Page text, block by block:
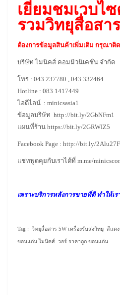
เยี่ยมชมเวบไ
รวมวิทยุสื่อสา
ต้องการข้อมูลสินค้าเพิ่มเติม กรุณาติ
บริษัท ไมนิคส์ คอมมิวนิเคชั่น จำกัด
โทร : 043 237780 , 043 332464
Hotline : 083 1417449
ไอดีไลน์ : minicsasia1
ข้อมูลบริษัท http://bit.ly/2GbNFm1
แผนที่ร้าน https://bit.ly/2GRWIZ5
Facebook Page : http://bit.ly/2Alu27F
แชทพูดคุยกับเราได้ที่ m.me/
เพราะบริการหลังการขายที่ดี ทำให้เ
Tag : วิทยุสื่อสาร 5W เครื่องรับส่งวิทยุ สีแด
ขอนแก่น ไมนิคส์ วอร์ ราคาถูก ขอนแก่น